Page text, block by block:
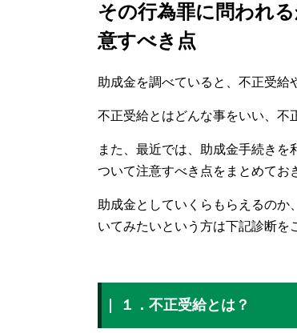
その行為罪に問われ
意すべき点
助成金を調べていると、不正受給
不正受給とはどんな事をいい、不
また、最近では、助成金手続き
ついて注意すべき点をまとめてお
助成金としていくらもらえるの
いてみたいという方は下記診断を
１．不正受給とは？